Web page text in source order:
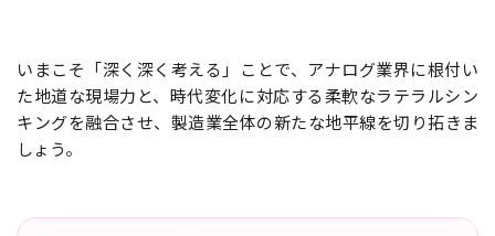
いまこそ「深く深く考える」ことで、アナログ業界に根付い
た地道な現場力と、時代変化に対応する柔軟なラテラルシン
キングを融合させ、製造業全体の新たな地平線を切り拓きま
しょう。